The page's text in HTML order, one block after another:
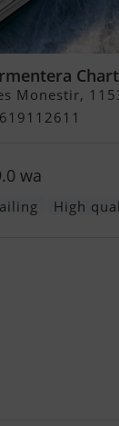
Monestir,
wa
High